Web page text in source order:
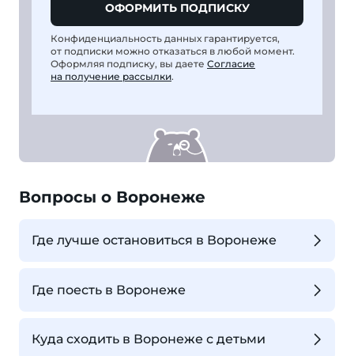
ОФОРМИТЬ ПОДПИСКУ
Конфиденциальность данных гарантируется,
от подписки можно отказаться в любой момент.
Оформляя подписку, вы даете Согласие
на получение рассылки.
Вопросы о Воронеже
Где лучше остановиться в Воронеже
Где поесть в Воронеже
Куда сходить в Воронеже с детьми